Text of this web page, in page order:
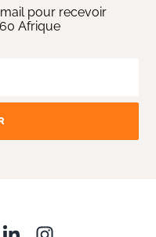
pour recevoir
Afrique